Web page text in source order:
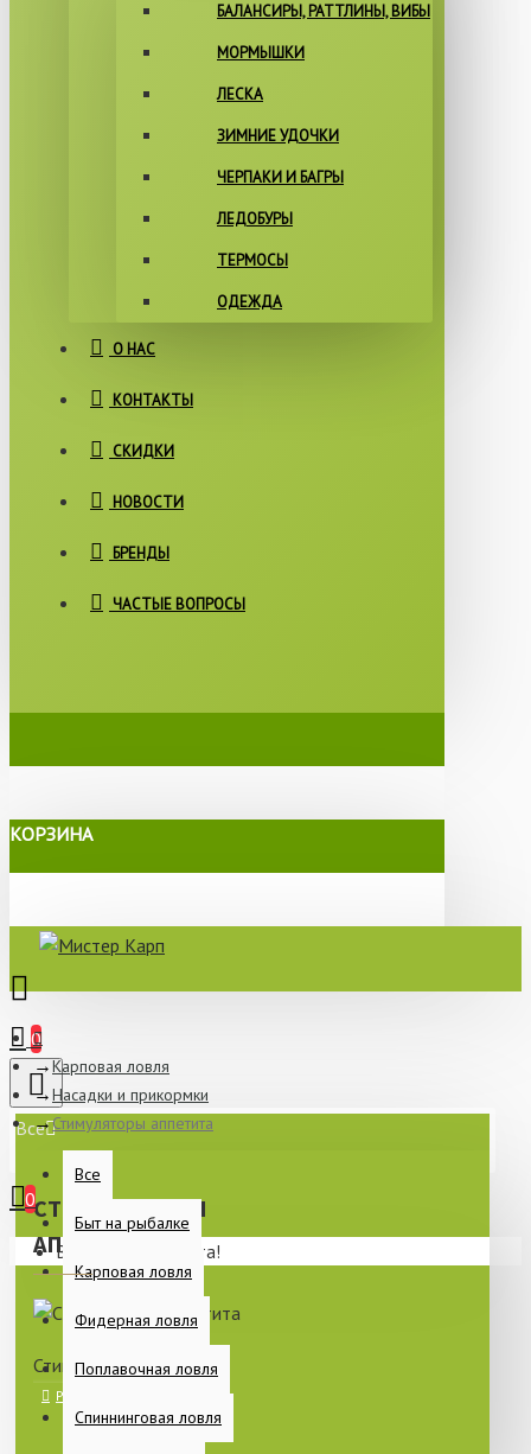
БАЛАНСИРЫ, РАТТЛИНЫ, ВИБЫ
МОРМЫШКИ
ЛЕСКА
ЗИМНИЕ УДОЧКИ
ЧЕРПАКИ И БАГРЫ
ЛЕДОБУРЫ
ТЕРМОСЫ
ОДЕЖДА
О НАС
КОНТАКТЫ
СКИДКИ
НОВОСТИ
БРЕНДЫ
ЧАСТЫЕ ВОПРОСЫ
КОРЗИНА
0
Все
Все
Быт на рыбалке
Карповая ловля
Фидерная ловля
Поплавочная ловля
Спиннинговая ловля
0
Ваша корзина пуста!
Карповая ловля
Насадки и прикормки
Стимуляторы аппетита
СТИМУЛЯТОРЫ
АППЕТИТА
Стимуляторы аппетита